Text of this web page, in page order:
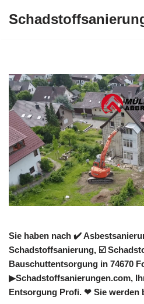
Sie haben nach ✔️
Schadstoffsanierung, ☑️
Bauschuttentsorgung in 74670
▶︎Schadstoffsanierungen.com,
Entsorgung Profi. ❤ Sie